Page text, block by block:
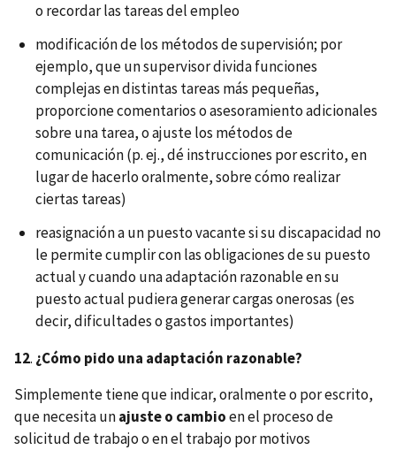
o recordar las tareas del empleo
modificación de los métodos de supervisión; por
ejemplo, que un supervisor divida funciones
complejas en distintas tareas más pequeñas,
proporcione comentarios o asesoramiento adicionales
sobre una tarea, o ajuste los métodos de
comunicación (p. ej., dé instrucciones por escrito, en
lugar de hacerlo oralmente, sobre cómo realizar
ciertas tareas)
reasignación a un puesto vacante si su discapacidad no
le permite cumplir con las obligaciones de su puesto
actual y cuando una adaptación razonable en su
puesto actual pudiera generar cargas onerosas (es
decir, dificultades o gastos importantes)
12. ¿Cómo pido una adaptación razonable?
Simplemente tiene que indicar, oralmente o por escrito,
que necesita unajuste o cambioen el proceso de
solicitud de trabajo o en el trabajo por motivos